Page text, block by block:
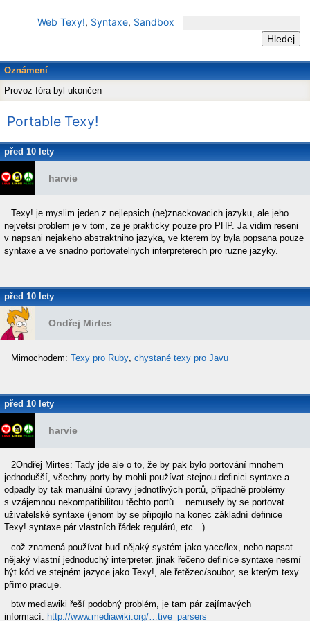
Web Texy!, Syntaxe, Sandbox
Oznámení
Provoz fóra byl ukončen
Portable Texy!
před 10 lety
harvie
Texy! je myslim jeden z nejlepsich (ne)znackovacich jazyku, ale jeho
nejvetsi problem je v tom, ze je prakticky pouze pro PHP. Ja vidim reseni
v napsani nejakeho abstraktniho jazyka, ve kterem by byla popsana pouze
syntaxe a ve snadno portovatelnych interpreterech pro ruzne jazyky.
před 10 lety
Ondřej Mirtes
Mimochodem:Texy pro Ruby ,chystané texy pro Javu
před 10 lety
harvie
2Ondřej Mirtes: Tady jde ale o to, že by pak bylo portování mnohem
jednodušší, všechny porty by mohli používat stejnou definici syntaxe a
odpadly by tak manuální úpravy jednotlivých portů, případně problémy
s vzájemnou nekompatibilitou těchto portů… nemusely by se portovat
uživatelské syntaxe (jenom by se připojilo na konec základní definice
Texy! syntaxe pár vlastních řádek regulárů, etc…)
což znamená používat buď nějaký systém jako yacc/lex, nebo napsat
nějaký vlastní jednoduchý interpreter. jinak řečeno definice syntaxe nesmí
být kód ve stejném jazyce jako Texy!, ale řetězec/soubor, se kterým texy
přímo pracuje.
btw mediawiki řeší podobný problém, je tam pár zajímavých
informací: http://www.mediawiki.org/…tive_parsers